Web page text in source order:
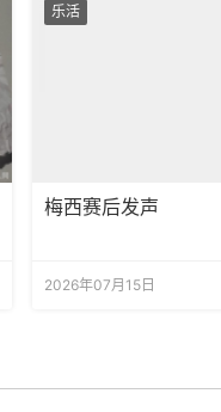
乐活
梅西赛后发声
2026年07月15日